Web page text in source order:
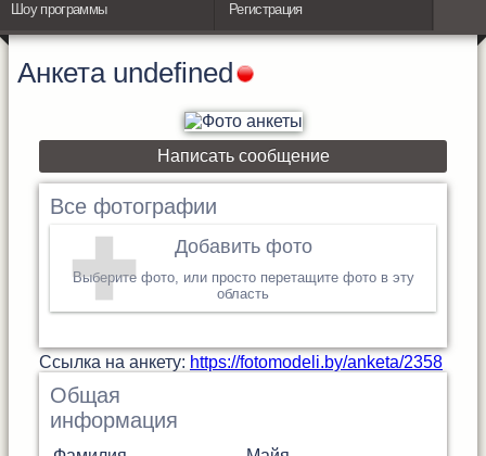
Шоу программы Регистрация
Анкета undefined
Написать сообщение
Все фотографии
Добавить фото
Выберите фото, или просто перетащите фото в эту
область
Cсылка на анкету: https://fotomodeli.by/anketa/2358
Общая
информация